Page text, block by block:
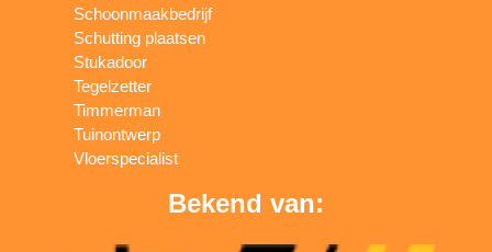
Schoonmaakbedrijf
Schutting plaatsen
Stukadoor
Tegelzetter
Timmerman
Tuinontwerp
Vloerspecialist
Bekend van: